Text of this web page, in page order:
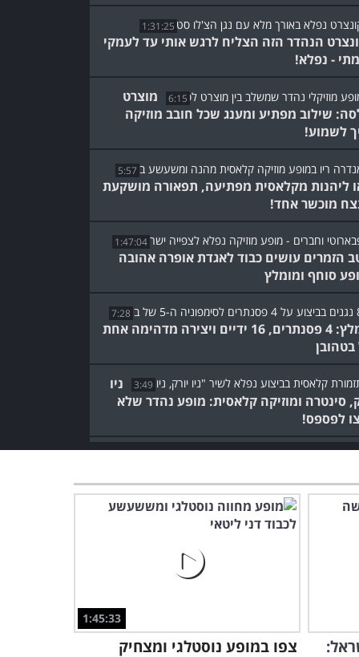
1:31:25
הנהדר הזה הצליח לרגש אותי עד לעמקי
- נפלא!
6:15
מוצרט
שילוב מפתיע ומענג שכל חובב מוזיקה
לשמוע!
5:57
ליהנות מקלאסית מפתיעה, תפאורה מושקעת
מוכשר אחד!
1:47:04
הזמרים עושים כבוד לאגדת אופרה אהובה
סוחף ומומלץ
7:28
מומלץ: 4 פסנתרים, 16 ידיים ויצירה מדהימה אחת
3:49
ניו
סינטרה ומוזיקה קלאסית: מופע נהדר שלא
לפספס!
2:04:21
שעתיים של מוזיקה נפלאה
- מומלץ!
קונצרט בלתי נשכח באורך
צפו בקונצרט נפלא של כנר
יהודי עם שם עולמי היישר
1:45:33
צפו במופע נוסטלגי ומצחיק